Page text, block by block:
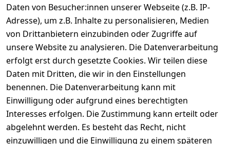
Durchschnittliche Bewertung
0
Basierend auf 0 Bewertung(en)
Bewertung abgeben
( 0 )
4
( 0 )
3
( 0 )
2
( 0 )
1
( 0 )
Daten von Besucher:innen unserer Webseite (z.B. IP-
Adresse), um z.B. Inhalte zu personalisieren, Medien
von Drittanbietern einzubinden oder Zugriffe auf
unsere Website zu analysieren. Die Datenverarbeitung
erfolgt erst durch gesetzte Cookies. Wir teilen diese
Daten mit Dritten, die wir in den Einstellungen
benennen. Die Datenverarbeitung kann mit
Einwilligung oder aufgrund eines berechtigten
Interesses erfolgen. Die Zustimmung kann erteilt oder
abgelehnt werden. Es besteht das Recht, nicht
einzuwilligen und die Einwilligung zu einem späteren